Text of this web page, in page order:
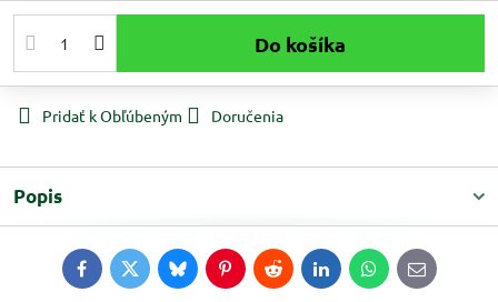
Do košíka
Pridať k Obľúbeným Doručenia
Popis
FacebookTwitterBlueskyPinterestRedditLinkedInWhatsApp
E-
mail